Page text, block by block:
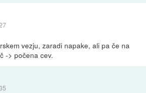
vezju, zaradi napake, ali pa če na
-> počena cev.